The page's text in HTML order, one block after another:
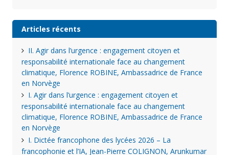
Articles récents
II. Agir dans l’urgence : engagement citoyen et
responsabilité internationale face au changement
climatique, Florence ROBINE, Ambassadrice de France
en Norvège
I. Agir dans l’urgence : engagement citoyen et
responsabilité internationale face au changement
climatique, Florence ROBINE, Ambassadrice de France
en Norvège
I. Dictée francophone des lycées 2026 – La
francophonie et l’IA, Jean-Pierre COLIGNON, Arunkumar